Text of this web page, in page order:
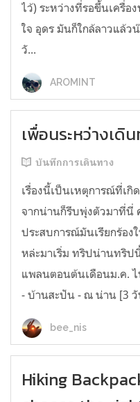
ไว้) ระหว่างที่รอขึ้นเครื่อ
ใจ อุดร มันก็ใกล้ลาวแล้ว
วั...
AROMINT
เพื่อนระหว่างเดิ
บันทึกการเดินทาง
เรื่องนี้เป็นเหตุการณ์ที่เ
จากน่านก็รีบพุ่งตัวมาที่นี่
ประสบการณ์มันเรียกร้อง
หล่ะมาเริ่ม ทริปน่านทริ
แพลนตอนต้นเดือนม.ค. ไ
- บ้านสะปัน - ณ น่าน [3 วั
bee_nis
Hiking